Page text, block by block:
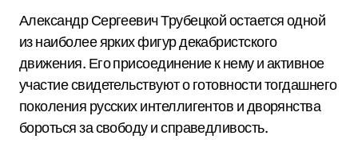
Александр Сергеевич Трубецкой остается одной
из наиболее ярких фигур декабристского
движения. Его присоединение к нему и активное
участие свидетельствуют о готовности тогдашнего
поколения русских интеллигентов и дворянства
бороться за свободу и справедливость.